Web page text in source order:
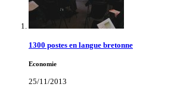
1300 postes en langue bretonne
Economie
25/11/2013